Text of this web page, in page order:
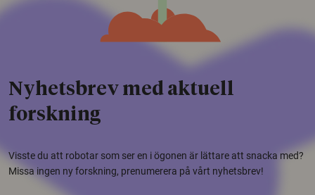
Nyhetsbrev med aktuell
forskning
Visste du att robotar som ser en i ögonen är lättare att snacka med?
Missa ingen ny forskning, prenumerera på vårt nyhetsbrev!